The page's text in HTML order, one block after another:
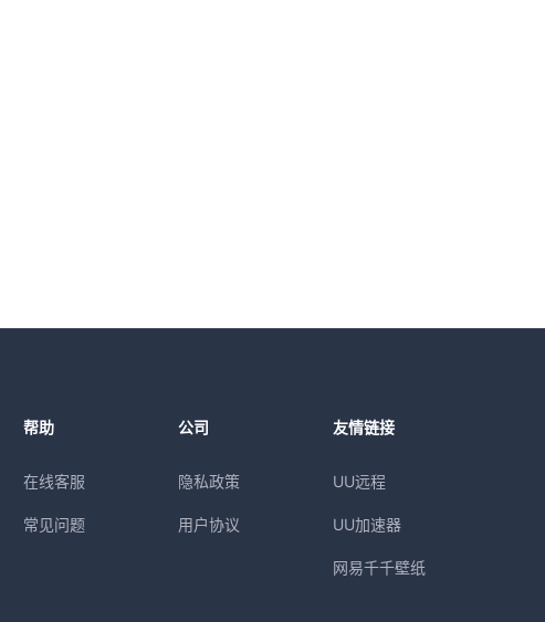
帮助
在线客服
常见问题
公司
隐私政策
用户协议
友情链接
UU远程
UU加速器
网易千千壁纸